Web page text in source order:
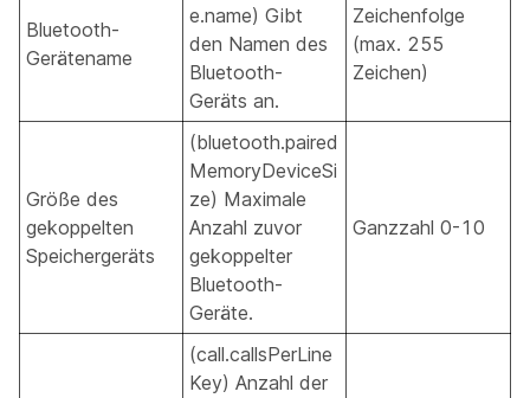
Bluetooth-
Gerätename
e.name) Gibt
den Namen des
Bluetooth-
Geräts an.
Zeichenfolge
(max. 255
Zeichen)
Größe des
gekoppelten
Speichergeräts
(bluetooth.paired
MemoryDeviceSi
ze) Maximale
Anzahl zuvor
gekoppelter
Bluetooth-
Geräte.
Ganzzahl 0-10
(call.callsPerLine
Key) Anzahl der